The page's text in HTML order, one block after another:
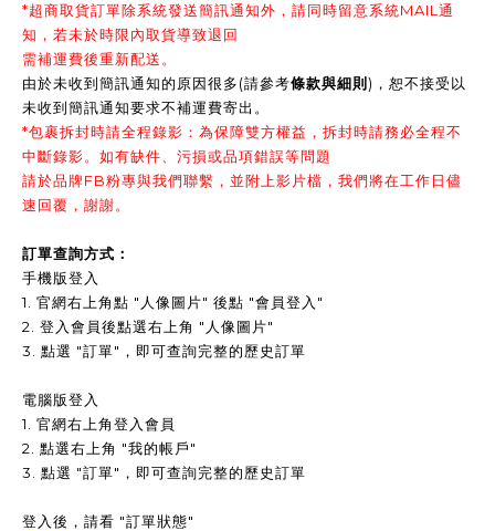
*超商取貨訂單除系統發送簡訊通知外，請同時留意系統MAIL通
知，若未於時限內取貨導致退回
需補運費後重新配送。
由於未收到簡訊通知的原因很多(請參考條款與細則 )，恕不接受以
未收到簡訊通知要求不補運費寄出。
*包裹拆封時請全程錄影：為保障雙方權益，拆封時請務必全程不
中斷錄影。如有缺件、污損或品項錯誤等問題
請於品牌FB粉專與我們聯繫，並附上影片檔，我們將在工作日儘
速回覆，謝謝。
訂單查詢方式：
手機版登入
1. 官網右上角點 "人像圖片" 後點 "會員登入"
2. 登入會員後點選右上角 "人像圖片"
3. 點選 "訂單"，即可查詢完整的歷史訂單
電腦版登入
1. 官網右上角登入會員
2. 點選右上角 "我的帳戶"
3. 點選 "訂單"，即可查詢完整的歷史訂單
登入後，請看 "訂單狀態"